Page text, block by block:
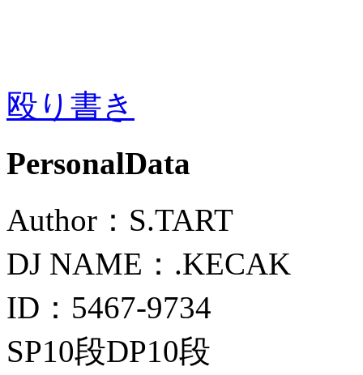
殴り書き
PersonalData
Author：S.TART
DJ NAME：.KECAK
ID：5467-9734
SP10段DP10段